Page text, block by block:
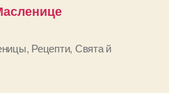
, Рецепти, Свята й